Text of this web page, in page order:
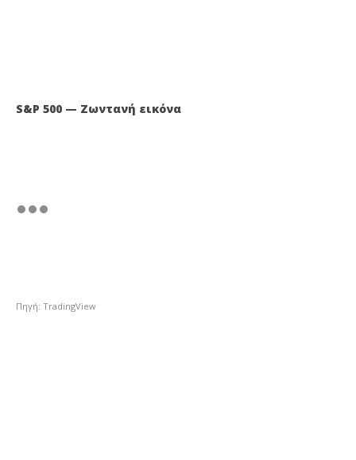
S&P 500 — Ζωντανή εικόνα
Πηγή: TradingView